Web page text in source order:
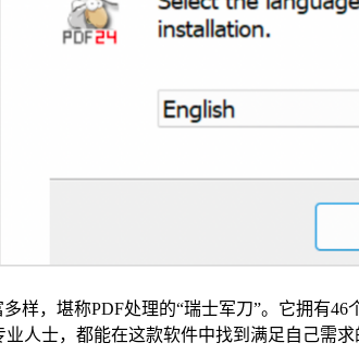
多样，堪称PDF处理的“瑞士军刀”。它拥有
人士，都能在这款软件中找到满足自己需求